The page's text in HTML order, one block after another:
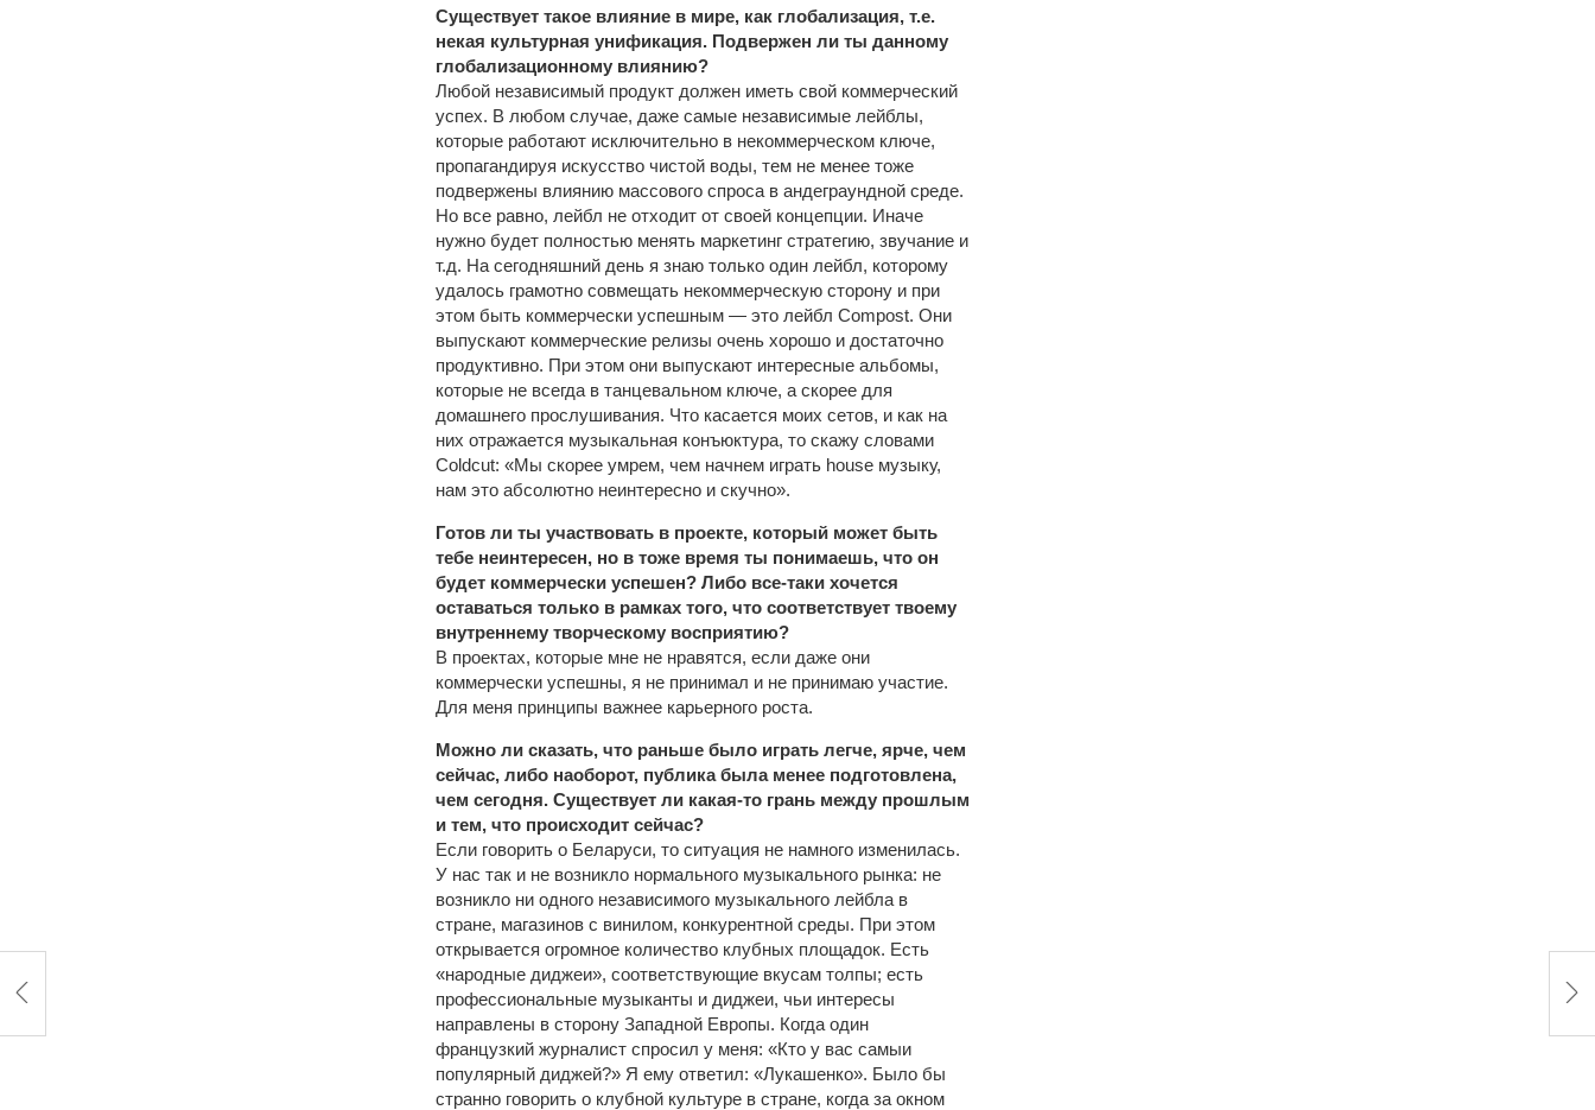
Существует такое влияние в мире, как глобализация, т.е.
некая культурная унификация. Подвержен ли ты данному
глобализационному влиянию?
Любой независимый продукт должен иметь свой коммерческий
успех. В любом случае, даже самые независимые лейблы,
которые работают исключительно в некоммерческом ключе,
пропагандируя искусство чистой воды, тем не менее тоже
подвержены влиянию массового спроса в андеграундной среде.
Но все равно, лейбл не отходит от своей концепции. Иначе
нужно будет полностью менять маркетинг стратегию, звучание и
т.д. На сегодняшний день я знаю только один лейбл, которому
удалось грамотно совмещать некоммерческую сторону и при
этом быть коммерчески успешным — это лейбл Compost. Они
выпускают коммерческие релизы очень хорошо и достаточно
продуктивно. При этом они выпускают интересные альбомы,
которые не всегда в танцевальном ключе, а скорее для
домашнего прослушивания. Что касается моих сетов, и как на
них отражается музыкальная конъюктура, то скажу словами
Coldcut: «Мы скорее умрем, чем начнем играть house музыку,
нам это абсолютно неинтересно и скучно».
Готов ли ты участвовать в проекте, который может быть
тебе неинтересен, но в тоже время ты понимаешь, что он
будет коммерчески успешен? Либо все-таки хочется
оставаться только в рамках того, что соответствует твоему
внутреннему творческому восприятию?
В проектах, которые мне не нравятся, если даже они
коммерчески успешны, я не принимал и не принимаю участие.
Для меня принципы важнее карьерного роста.
Можно ли сказать, что раньше было играть легче, ярче, чем
сейчас, либо наоборот, публика была менее подготовлена,
чем сегодня. Существует ли какая-то грань между прошлым
и тем, что происходит сейчас?
Если говорить о Беларуси, то ситуация не намного изменилась.
У нас так и не возникло нормального музыкального рынка: не
возникло ни одного независимого музыкального лейбла в
стране, магазинов с винилом, конкурентной среды. При этом
открывается огромное количество клубных площадок. Есть
«народные диджеи», соответствующие вкусам толпы; есть
профессиональные музыканты и диджеи, чьи интересы
направлены в сторону Западной Европы. Когда один
французкий журналист спросил у меня: «Кто у вас самыи
популярный диджей?» Я ему ответил: «Лукашенко». Было бы
странно говорить о клубной культуре в стране, когда за окном